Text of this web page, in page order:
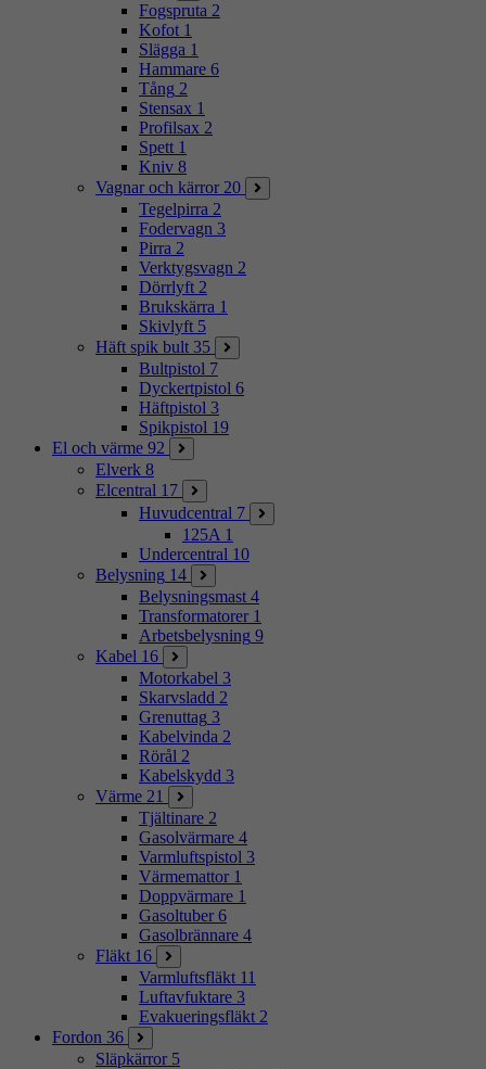
Fogspruta 2
Kofot 1
Slägga 1
Hammare 6
Tång 2
Stensax 1
Profilsax 2
Spett 1
Kniv 8
Vagnar och kärror 20
Tegelpirra 2
Fodervagn 3
Pirra 2
Verktygsvagn 2
Dörrlyft 2
Brukskärra 1
Skivlyft 5
Häft spik bult 35
Bultpistol 7
Dyckertpistol 6
Häftpistol 3
Spikpistol 19
El och värme 92
Elverk 8
Elcentral 17
Huvudcentral 7
125A 1
Undercentral 10
Belysning 14
Belysningsmast 4
Transformatorer 1
Arbetsbelysning 9
Kabel 16
Motorkabel 3
Skarvsladd 2
Grenuttag 3
Kabelvinda 2
Rörål 2
Kabelskydd 3
Värme 21
Tjältinare 2
Gasolvärmare 4
Varmluftspistol 3
Värmemattor 1
Doppvärmare 1
Gasoltuber 6
Gasolbrännare 4
Fläkt 16
Varmluftsfläkt 11
Luftavfuktare 3
Evakueringsfläkt 2
Fordon 36
Släpkärror 5